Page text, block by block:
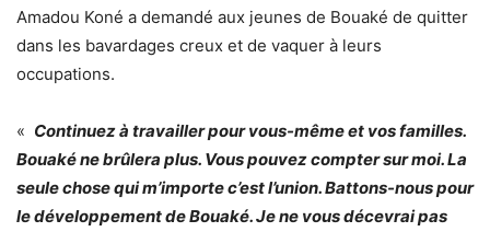
Amadou Koné a demandé aux jeunes de Bouaké de quitter
dans les bavardages creux et de vaquer à leurs
occupations.
« Continuez à travailler pour vous-même et vos familles.
Bouaké ne brûlera plus. Vous pouvez compter sur moi. La
seule chose qui m’importe c’est l’union. Battons-nous pour
le développement de Bouaké. Je ne vous décevrai pas